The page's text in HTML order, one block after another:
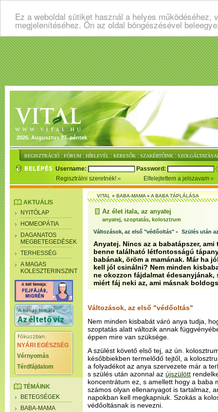
Ez a weboldal sütiket használ a helyes
megjelenítéséhez. Ön az oldal böngészésével
2026. Augusztus 07. péntek
REGISZTRÁCIÓ : FÓRUM : HÍRLEVÉL : KERESŐK : SZAKÉRTŐINK :
Username:
Password:
Regisztrálni szeretnék!
Elfelejtettem a jelszavam
AKTUÁLIS
NYITÓLAP
HOMEOPÁTIA
DAGANATOS
MEGBETEGEDÉSEK
TERHESSÉG
A MAGAS
KOLESZTERINSZINT
NYÁRI EGÉSZSÉG
Vérnyomás
Térdfájdalom
TÉMÁINK
BETEGSÉGEK
BABA-MAMA
VITAL»BABA-MAMA»A BABA TÁPLÁLÁSA
Az élet itala, az anyatej
anyatej, szoptatás, kolosztrum
Változások, az első "védőoltás" - Szülés után
Anyatej. Nincs az a babatápszer,
benne található létfontosságú
babának, öröm a mamának. Már ha
kell jól csinálni? Nem minden
ne okozzon fájdalmat
miért fáj neki az, ami másnak
Változások, az első "védőoltás"
Nem minden kisbabát váró anya tudja,
szoptatás alatt változik annak
éppen mire van szüksége.
A szülést követő első tej, az ún.
későbbiekben termelődő tejtől, a
a folyadékot az anya szervezete már a
s szülés után azonnal az újszülött
koncentrátum ez, s amellett hogy a baba
számos olyan ellenanyagot is tartalmaz,
napokban kell megkapniuk. Szokás a
védőoltásnak is nevezni.